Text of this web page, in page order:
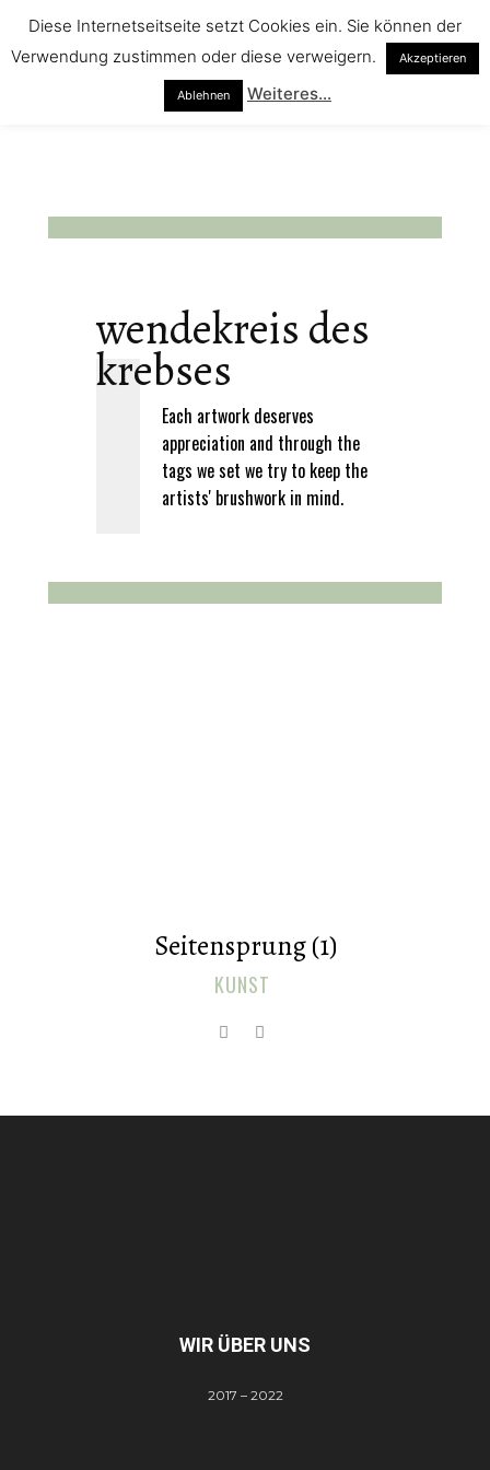
wendekreis des
krebses
Each artwork deserves
appreciation and through the
tags we set we try to keep the
artists' brushwork in mind.
Seitensprung (1)
KUNST
WIR ÜBER UNS
2017 – 2022
Diese Internetseitseite setzt Cookies ein. Sie können der
Verwendung zustimmen oder diese verweigern.
Akzeptieren
Ablehnen Weiteres...